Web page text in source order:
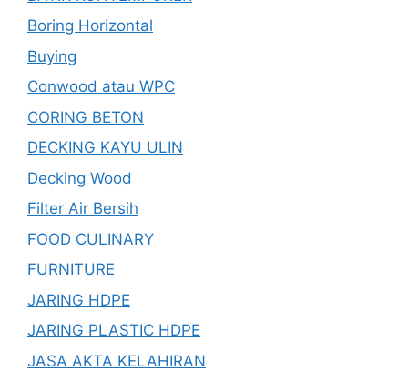
Boring Horizontal
Buying
Conwood atau WPC
CORING BETON
DECKING KAYU ULIN
Decking Wood
Filter Air Bersih
FOOD CULINARY
FURNITURE
JARING HDPE
JARING PLASTIC HDPE
JASA AKTA KELAHIRAN